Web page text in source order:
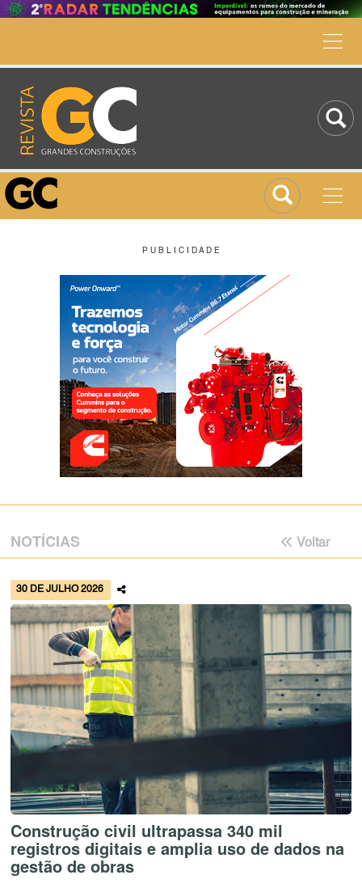
P U B L I C I D A D E
NOTÍCIAS Voltar
30 DE JULHO 2026
Construção civil ultrapassa 340 mil
registros digitais e amplia uso de dados na
gestão de obras